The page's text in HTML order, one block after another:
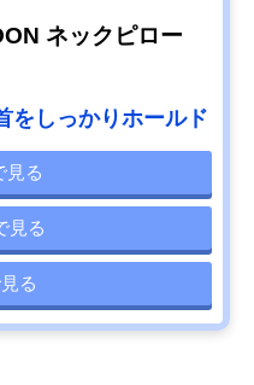
ネックピロー
をしっかりホールド
見る
見る
る